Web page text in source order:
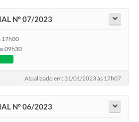
Nº 07/2023
17h00
09h30
Atualizado em: 31/01/2023 às 17h07
Nº 06/2023